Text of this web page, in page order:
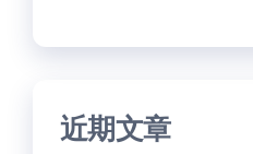
近期文章